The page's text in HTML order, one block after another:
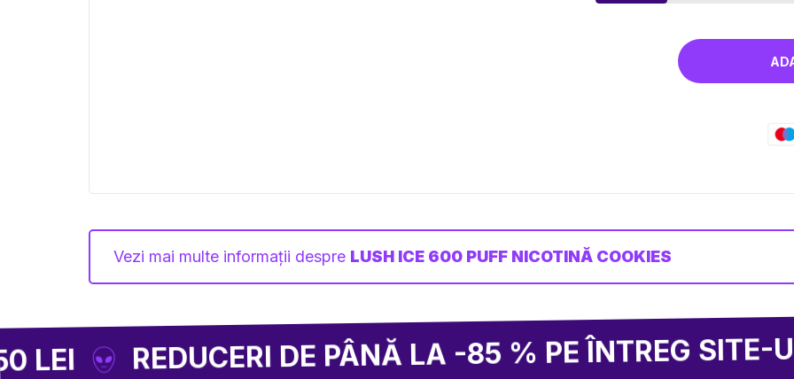
Vezi mai multe informații despre LUSH ICE 600 PUFF NICOTINĂ COOKIES
DE PÂNĂ LA -85 % PE ÎNTREG SITE-UL! 2